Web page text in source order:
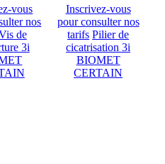
vous
nos
de
3i
Inscrivez-vous
pour consulter nos
tarifs Pilier de
cicatrisation 3i
BIOMET
CERTAIN